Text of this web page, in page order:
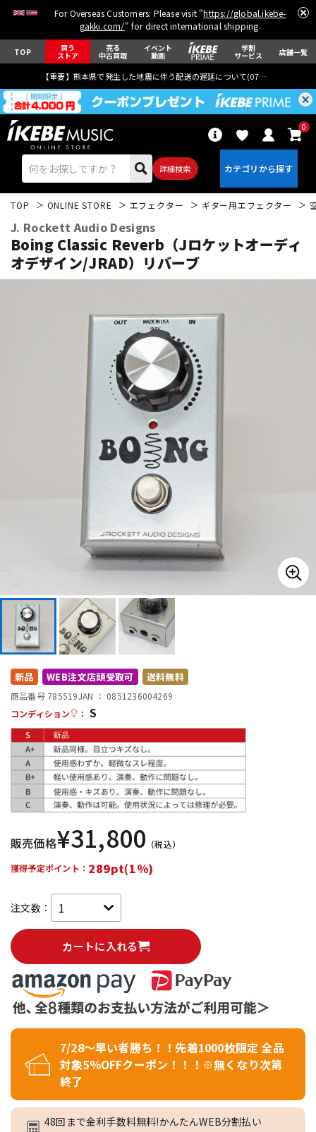
For Overseas Customers: Please visit "https://global.ikebe-
gakki.com/" for direct international shipping.
TOP 買う
ストア
売る
中古買取
イベント
動画
学割
サービス 店舗一覧
【重要】熊本県で発生した地震に伴う配送の遅延について(07月29日
詳細検索
0
キーボード
管楽器
アンプ エフェクター
DTM オンライン納品
配信/ライブ機器
中古 ヴィンテージ
TOP ONLINE STORE エフェクター ギター用エフェクター
J. Rockett Audio Designs
Boing Classic Reverb（Jロケットオーディ
オデザイン/JRAD）リバーブ
新品 WEB注文店頭受取可 送料無料
商品番号 785519JAN ： 0851236004269
コンディション
： S
販売価格¥31,800 （税込）
獲得予定ポイント： 289pt(1%)
注文数：
カートに入れる
7/28～早い者勝ち！！先着1000枚限定 全品
対象5％OFFクーポン！！！※無くなり次第
終了
48回まで金利手数料無料!かんたんWEB分割払い